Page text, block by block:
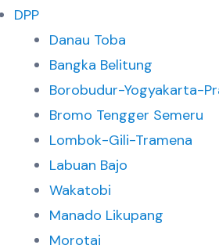
DPP
Danau Toba
Bangka Belitung
Borobudur-Yogyakarta-
Bromo Tengger Semeru
Lombok-Gili-Tramena
Labuan Bajo
Wakatobi
Manado Likupang
Morotai